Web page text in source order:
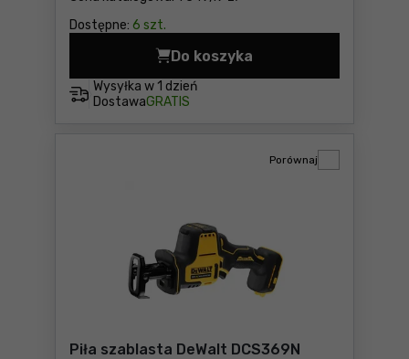
Dostępne: 6 szt.
Wysyłka w 1 dzień
DostawaGRATIS
Do koszyka
Wiertarko-wkrętarka
Piła szablasta DeWalt DCS369N
Porównaj